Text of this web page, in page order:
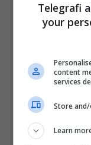
Telegrafi
your
content
services
Store
Learn